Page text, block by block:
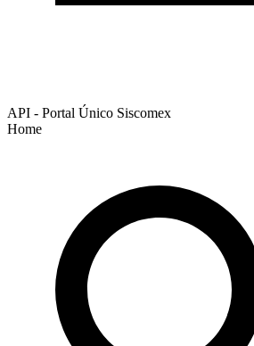
API - Portal Único Siscomex
Home